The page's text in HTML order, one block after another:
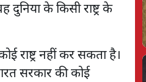
के किसी राष्ट्र के
राष्ट्र नहीं कर सकता है।
सरकार की कोई